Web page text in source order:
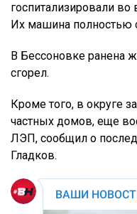
госпитализировали
Их машина полностью
В Бессоновке ранена
сгорел.
Кроме того, в округе
частных домов, еще
ЛЭП, сообщил о
Гладков.